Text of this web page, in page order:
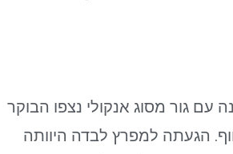
גור מסוג אנקולי נצפו הבוקר
כ 400 מטר מהחוף. הגעתה למפרץ לבדה היוותה